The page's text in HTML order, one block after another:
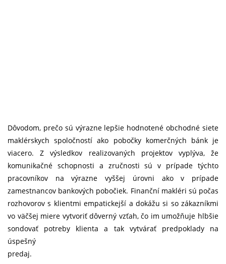
Dôvodom, prečo sú výrazne lepšie hodnotené obchodné siete
maklérskych spoločností ako pobočky komerčných bánk je
viacero. Z výsledkov realizovaných projektov vyplýva, že
komunikačné schopnosti a zručnosti sú v prípade týchto
pracovníkov na výrazne vyššej úrovni ako v prípade
zamestnancov bankových pobočiek. Finanční makléri sú počas
rozhovorov s klientmi empatickejší a dokážu si so zákazníkmi
vo väčšej miere vytvoriť dôverný vzťah, čo im umožňuje hlbšie
sondovať potreby klienta a tak vytvárať predpoklady na
úspešný
predaj.